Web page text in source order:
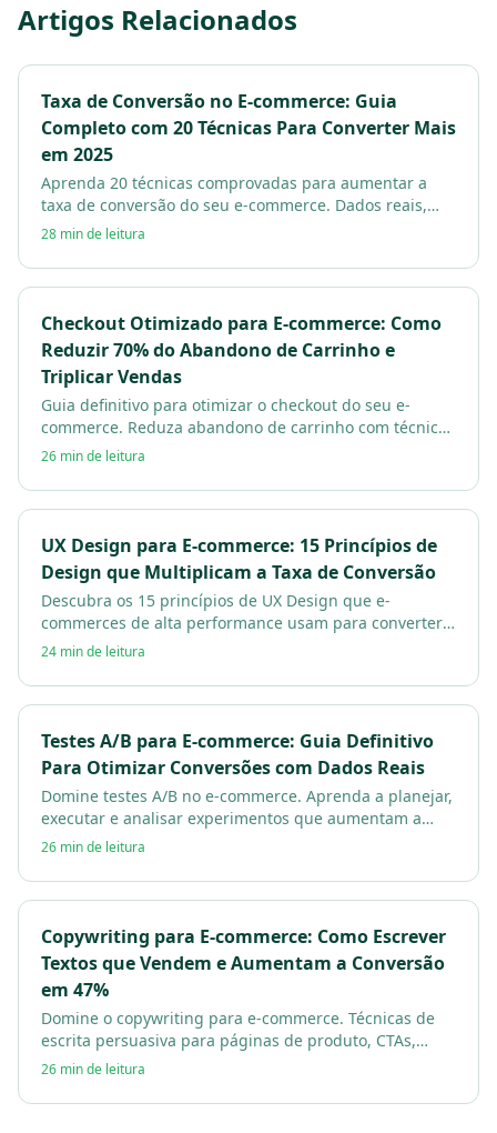
Artigos Relacionados
Taxa de Conversão no E-commerce: Guia
Completo com 20 Técnicas Para Converter Mais
em 2025
Aprenda 20 técnicas comprovadas para aumentar a
taxa de conversão do seu e-commerce. Dados reais,
ferramentas e estratégias que geram resultados
28 min de leitura
Checkout Otimizado para E-commerce: Como
Reduzir 70% do Abandono de Carrinho e
Triplicar Vendas
Guia definitivo para otimizar o checkout do seu e-
commerce. Reduza abandono de carrinho com técnicas
comprovadas de UX, pagamento e experiência mobile.
26 min de leitura
UX Design para E-commerce: 15 Princípios de
Design que Multiplicam a Taxa de Conversão
Descubra os 15 princípios de UX Design que e-
commerces de alta performance usam para converter
mais visitantes em compradores. Guia prático com
24 min de leitura
Testes A/B para E-commerce: Guia Definitivo
Para Otimizar Conversões com Dados Reais
Domine testes A/B no e-commerce. Aprenda a planejar,
executar e analisar experimentos que aumentam a
conversão com base em dados, não em achismos.
26 min de leitura
Copywriting para E-commerce: Como Escrever
Textos que Vendem e Aumentam a Conversão
em 47%
Domine o copywriting para e-commerce. Técnicas de
escrita persuasiva para páginas de produto, CTAs,
emails e anúncios que convertem visitantes em
26 min de leitura